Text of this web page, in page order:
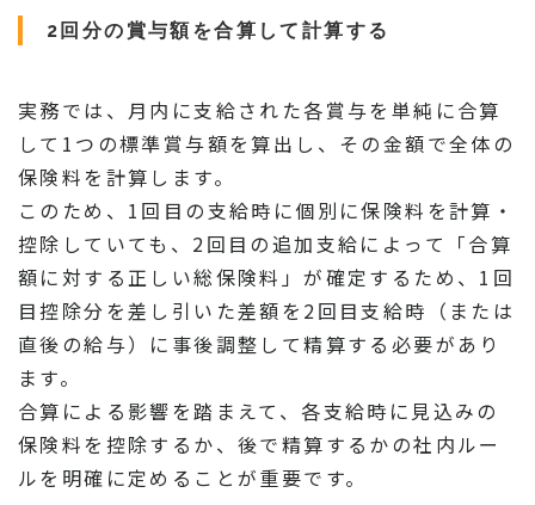
2回分の賞与額を合算して計算する
実務では、月内に支給された各賞与を単純に合算
して1つの標準賞与額を算出し、その金額で全体の
保険料を計算します。
このため、1回目の支給時に個別に保険料を計算・
控除していても、2回目の追加支給によって「合算
額に対する正しい総保険料」が確定するため、1回
目控除分を差し引いた差額を2回目支給時（または
直後の給与）に事後調整して精算する必要があり
ます。
合算による影響を踏まえて、各支給時に見込みの
保険料を控除するか、後で精算するかの社内ルー
ルを明確に定めることが重要です。